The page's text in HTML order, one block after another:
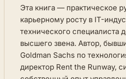
Эта книга — практическое
карьерному росту в IT-
технического специалиста
высшего звена. Автор,
Goldman Sachs по
директор Rent the Runway,